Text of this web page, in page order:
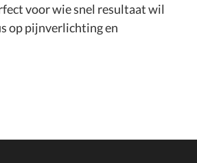
voor wie snel resultaat wil
op pijnverlichting en